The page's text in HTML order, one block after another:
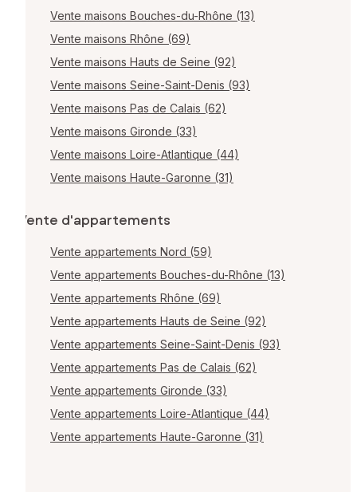
Vente maisons Bouches-du-Rhône (13)
Vente maisons Rhône (69)
Vente maisons Hauts de Seine (92)
Vente maisons Seine-Saint-Denis (93)
Vente maisons Pas de Calais (62)
Vente maisons Gironde (33)
Vente maisons Loire-Atlantique (44)
Vente maisons Haute-Garonne (31)
Vente d'appartements
Vente appartements Nord (59)
Vente appartements Bouches-du-Rhône (13)
Vente appartements Rhône (69)
Vente appartements Hauts de Seine (92)
Vente appartements Seine-Saint-Denis (93)
Vente appartements Pas de Calais (62)
Vente appartements Gironde (33)
Vente appartements Loire-Atlantique (44)
Vente appartements Haute-Garonne (31)